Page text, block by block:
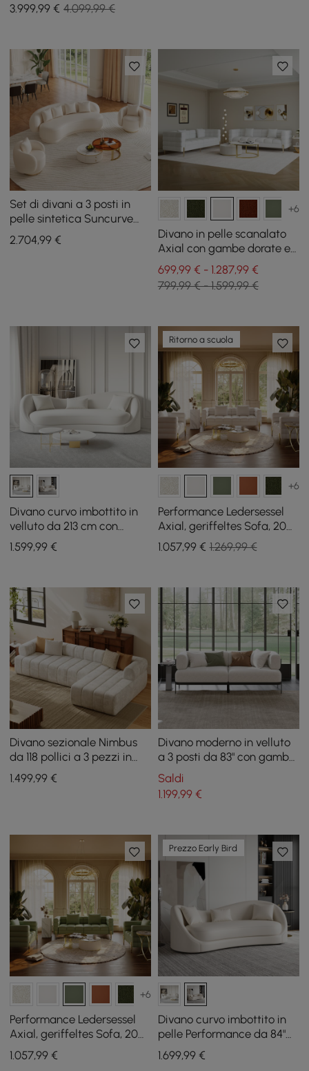
3.999,99 € 4.099,99 €
Set di divani a 3 posti in
pelle sintetica Suncurve
con sedie girevoli Accent
Set di 2
2.704,99 €
+6
Divano in pelle scanalato
Axial con gambe dorate e
cuscini, 201 cm, Set da 2
699,99 € - 1.287,99 €
799,99 € - 1.599,99 €
Divano curvo imbottito in
velluto da 213 cm con
cuscini
1.599,99 €
Ritorno a scuola
+6
Performance Ledersessel
Axial, geriffeltes Sofa, 200
cm, goldfarbene Beine und
Kissen
1.057,99€ 1.269,99 €
Divano sezionale Nimbus
da 118 pollici a 3 pezzi in
velluto trapuntato con
chaise longue
1.499,99 €
Divano moderno in velluto
a 3 posti da 83" con gambe
in metallo
Saldi
1.199,99€
+6
Performance Ledersessel
Axial, geriffeltes Sofa, 200
cm, goldfarbene Beine und
Kissen
1.057,99 €
Prezzo Early Bird
Divano curvo imbottito in
pelle Performance da 84"
con cuscini
1.699,99€